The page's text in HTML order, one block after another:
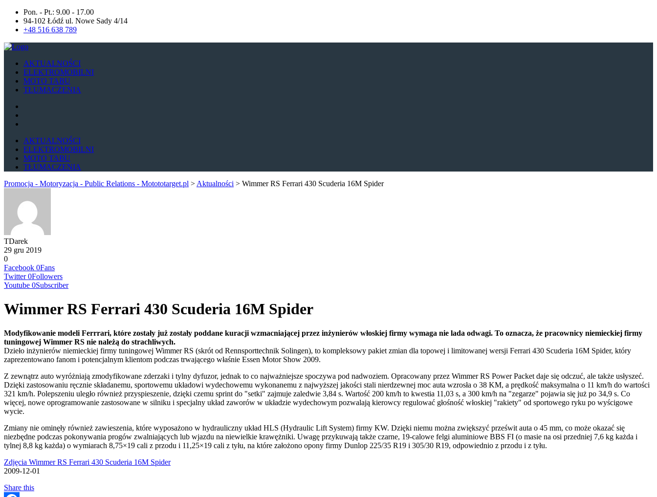
Pon. - Pt.: 9.00 - 17.00
94-102 Łódź ul. Nowe Sady 4/14
+48 516 638 789
AKTUALNOŚCI
ELEKTROMOBILNI
MOTO TABU
TŁUMACZENIA
AKTUALNOŚCI
ELEKTROMOBILNI
MOTO TABU
TŁUMACZENIA
Promocja - Motoryzacja - Public Relations - Motototarget.pl > Aktualności > Wimmer RS Ferrari 430 Scuderia 16M Spider
TDarek
29 gru 2019
0
Facebook 0Fans
Twitter 0Followers
Youtube 0Subscriber
Wimmer RS Ferrari 430 Scuderia 16M Spider
Modyfikowanie modeli Ferrrari, które zostały już zostały poddane kuracji wzmacniającej przez inżynierów włoskiej firmy wymaga nie lada odwagi. To oznacza, że pracownicy niemieckiej firmy
tuningowej Wimmer RS nie należą do strachliwych.
Dzieło inżynierów niemieckiej firmy tuningowej Wimmer RS (skrót od Rennsporttechnik Solingen), to kompleksowy pakiet zmian dla topowej i limitowanej wersji Ferrari 430 Scuderia 16M Spider, który
zaprezentowano fanom i potencjalnym klientom podczas trwającego właśnie Essen Motor Show 2009.
Z zewnątrz auto wyróżniają zmodyfikowane zderzaki i tylny dyfuzor, jednak to co najważniejsze spoczywa pod nadwoziem. Opracowany przez Wimmer RS Power Packet daje się odczuć, ale także usłyszeć.
Dzięki zastosowaniu ręcznie składanemu, sportowemu układowi wydechowemu wykonanemu z najwyższej jakości stali nierdzewnej moc auta wzrosła o 38 KM, a prędkość maksymalna o 11 km/h do wartości
321 km/h. Polepszeniu uległo również przyspieszenie, dzięki czemu sprint do "setki" zajmuje zaledwie 3,84 s. Wartość 200 km/h to kwestia 11,03 s, a 300 km/h na "zegarze" pojawia się już po 34,9 s. Co
więcej, nowe oprogramowanie zastosowane w silniku i specjalny układ zaworów w układzie wydechowym pozwalają kierowcy regulować głośność włoskiej "rakiety" od sportowego ryku po wyścigowe
wycie.
Zmiany nie ominęły również zawieszenia, które wyposażono w hydrauliczny układ HLS (Hydraulic Lift System) firmy KW. Dzięki niemu można zwiększyć prześwit auta o 45 mm, co może okazać się
niezbędne podczas pokonywania progów zwalniających lub wjazdu na niewielkie krawężniki. Uwagę przykuwają także czarne, 19-calowe felgi aluminiowe BBS FI (o masie na osi przedniej 7,6 kg każda i
tylnej 8,8 kg każda) o wymiarach 8,75×19 cali z przodu i 11,25×19 cali z tyłu, na które założono opony firmy Dunlop 225/35 R19 i 305/30 R19, odpowiednio z przodu i z tyłu.
Zdjęcia Wimmer RS Ferrari 430 Scuderia 16M Spider
2009-12-01
Share this